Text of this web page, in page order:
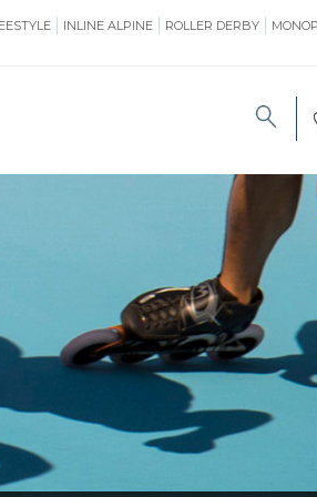
INLINE ALPINE ROLLER DERBY